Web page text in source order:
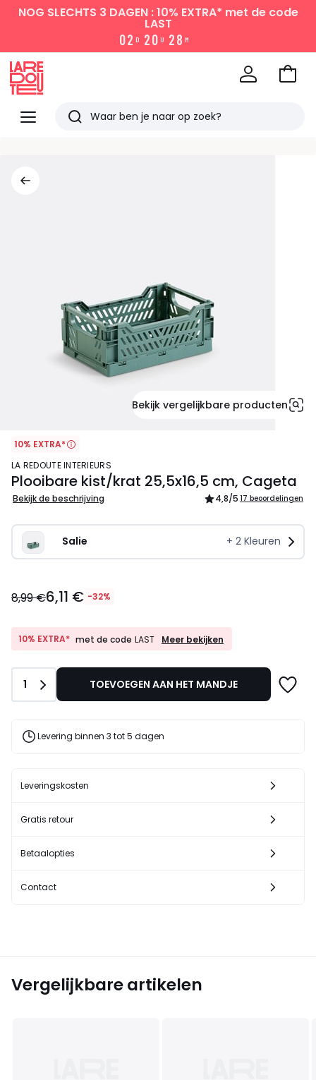
NOG SLECHTS 3 DAGEN : 10% EXTRA* met de code
LAST
02 D 20 U 28 M
Menu
Redoute
Zoeken
Naar
Bekijk vergelijkbare producten
10% EXTRA*
LA REDOUTE INTERIEURS
Plooibare kist/krat 25,5x16,5 cm, Cageta
Bekijk de beschrijving 4,8/5 17 beoordelingen
Salie + 2 Kleuren
€
van
€
32%
8,99 €6,11 € -32%
10% EXTRA* met de code LAST
10%
code
LAST
Meer bekijken
Aantal
1 TOEVOEGEN AAN HET MANDJE
Levering binnen 3 tot 5 dagen
Leveringskosten
Gratis retour
Betaalopties
Contact
Vergelijkbare artikelen